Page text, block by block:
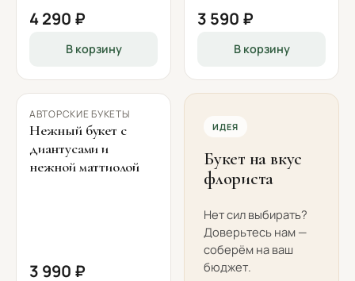
4 290 ₽
В корзину
3 590 ₽
В корзину
АВТОРСКИЕ БУКЕТЫ
Нежный букет с
диантусами и
нежной маттиолой
3 990 ₽
ИДЕЯ
Букет на вкус
флориста
Нет сил выбирать?
Доверьтесь нам —
соберём на ваш
бюджет.